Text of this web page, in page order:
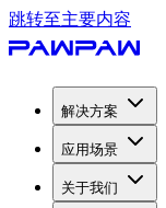
跳转至主要内容
解决方案
应用场景
关于我们